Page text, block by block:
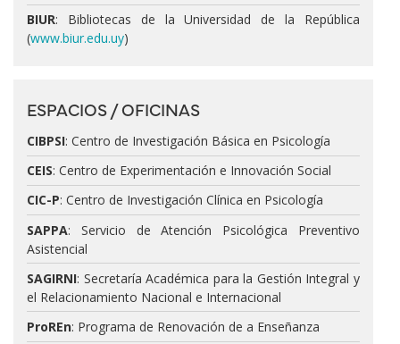
BIUR: Bibliotecas de la Universidad de la República
(www.biur.edu.uy)
ESPACIOS / OFICINAS
CIBPSI: Centro de Investigación Básica en Psicología
CEIS: Centro de Experimentación e Innovación Social
CIC-P: Centro de Investigación Clínica en Psicología
SAPPA: Servicio de Atención Psicológica Preventivo
Asistencial
SAGIRNI: Secretaría Académica para la Gestión Integral y
el Relacionamiento Nacional e Internacional
ProREn: Programa de Renovación de a Enseñanza